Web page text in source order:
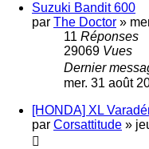
Suzuki Bandit 600
par The Doctor »
11 Réponses
29069 Vues
Dernier
mer. 31 août
[HONDA] XL
par Corsattitude »